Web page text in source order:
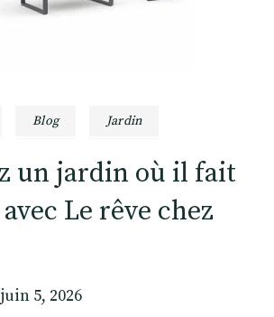
Blog Jardin
un jardin où il fait
Le rêve chez
juin 5, 2026